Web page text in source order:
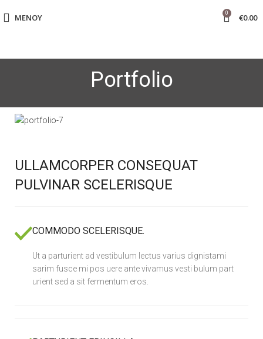
ΜΕΝΟΎ 0 €0.00
Portfolio
ULLAMCORPER CONSEQUAT
PULVINAR SCELERISQUE
COMMODO SCELERISQUE.
Ut a parturient ad vestibulum lectus varius dignistami
sarim fusce mi pos uere ante vivamus vesti bulum part
urient sed a sit fermentum eros.